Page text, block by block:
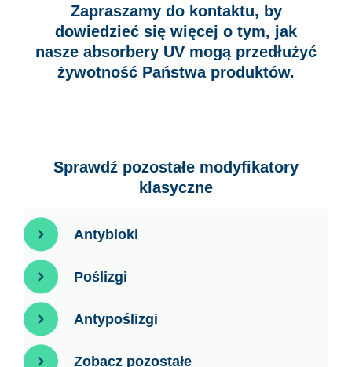
Zapraszamy do kontaktu, by
dowiedzieć się więcej o tym, jak
nasze absorbery UV mogą przedłużyć
żywotność Państwa produktów.
Sprawdź pozostałe modyfikatory
klasyczne
Antybloki
Poślizgi
Antypoślizgi
Zobacz pozostałe